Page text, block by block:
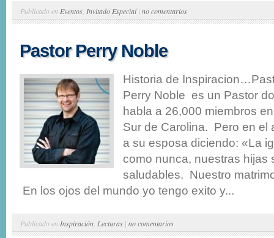
Publicado en Eventos Invitado Especial| no comentarios
Pastor Perry Noble
Historia de
Perry Noble es un Pastor
habla a 26,000 miembros
Sur de Carolina. Pero en el
a su esposa diciendo: «La
como nunca, nuestras hijas
saludables. Nuestro
En los ojos del mundo yo tengo exito y...
Publicado en Inspiración Lecturas | no comentarios